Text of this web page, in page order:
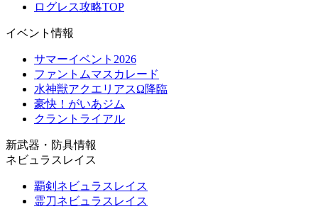
ログレス攻略TOP
イベント情報
サマーイベント2026
ファントムマスカレード
水神獣アクエリアスΩ降臨
豪快！がいあジム
クラントライアル
新武器・防具情報
ネビュラスレイス
覇剣ネビュラスレイス
霊刀ネビュラスレイス